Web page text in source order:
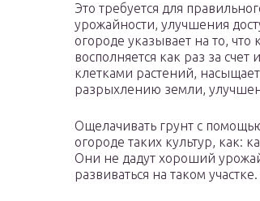
Это требуется для
урожайности, улучшения
огороде указывает на то,
восполняется как раз за
клетками растений,
разрыхлению земли,
Ощелачивать грунт с
огороде таких культур, как:
Они не дадут хороший
развиваться на таком